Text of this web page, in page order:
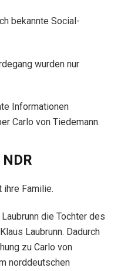
bekannte Social-
wurden nur
Informationen
Carlo von Tiedemann.
Familie.
die Tochter des
Laubrunn. Dadurch
zu Carlo von
norddeutschen